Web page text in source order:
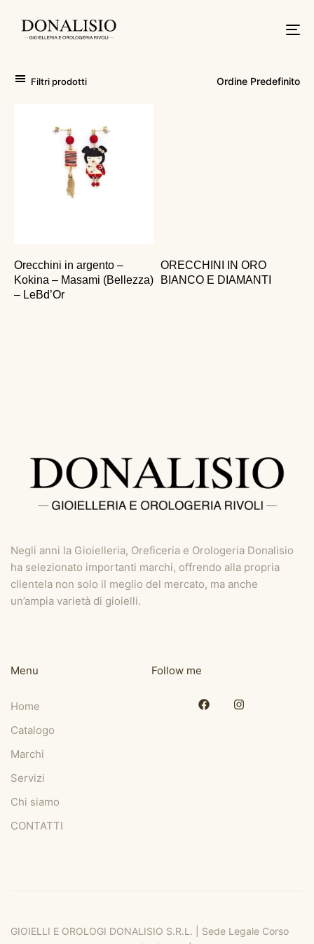
Filtri prodotti
Orecchini in argento –
Kokina – Masami (Bellezza)
– LeBd’Or
ORECCHINI IN ORO
BIANCO E DIAMANTI
Negli anni la Gioielleria, Oreficeria e Orologeria Donalisio
ha selezionato importanti marchi, offrendo alla propria
clientela non solo il meglio del mercato, ma anche
un’ampia varietà di gioielli.
Menu
Home
Catalogo
Marchi
Servizi
Chi siamo
CONTATTI
Follow me
GIOIELLI E OROLOGI DONALISIO S.R.L. | Sede Legale Corso